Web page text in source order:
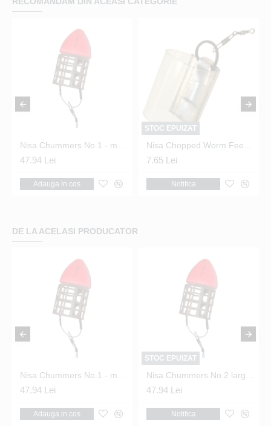
47.94 Lei
Adauga in cos
STOC EPUIZAT
7.65 Lei
Notifica
DE LA ACELASI PRODUCATOR
47.94 Lei
Adauga in cos
STOC EPUIZAT
47.94 Lei
Notifica